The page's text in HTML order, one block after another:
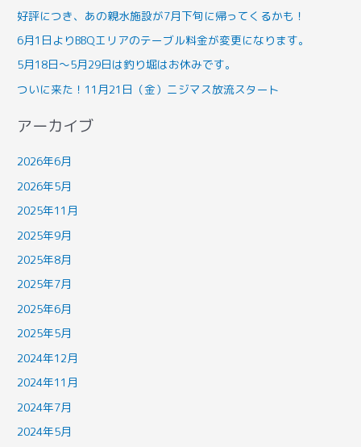
好評につき、あの親水施設が7月下旬に帰ってくるかも！
6月1日よりBBQエリアのテーブル料金が変更になります。
5月18日～5月29日は釣り堀はお休みです。
ついに来た！11月21日（金）ニジマス放流スタート
アーカイブ
2026年6月
2026年5月
2025年11月
2025年9月
2025年8月
2025年7月
2025年6月
2025年5月
2024年12月
2024年11月
2024年7月
2024年5月